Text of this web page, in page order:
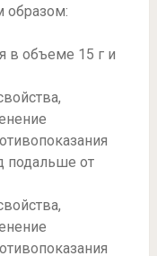
образом:
в объеме 15 г и
подальше от